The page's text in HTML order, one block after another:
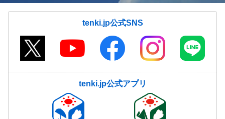
tenki.jp公式SNS
tenki.jp公式アプリ